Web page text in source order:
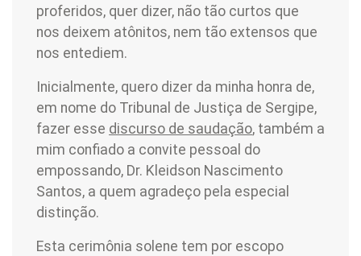
proferidos, quer dizer, não tão curtos que
nos deixem atônitos, nem tão extensos que
nos entediem.
Inicialmente, quero dizer da minha honra de,
em nome do Tribunal de Justiça de Sergipe,
fazer esse discurso de saudação, também a
mim confiado a convite pessoal do
empossando, Dr. Kleidson Nascimento
Santos, a quem agradeço pela especial
distinção.
Esta cerimônia solene tem por escopo